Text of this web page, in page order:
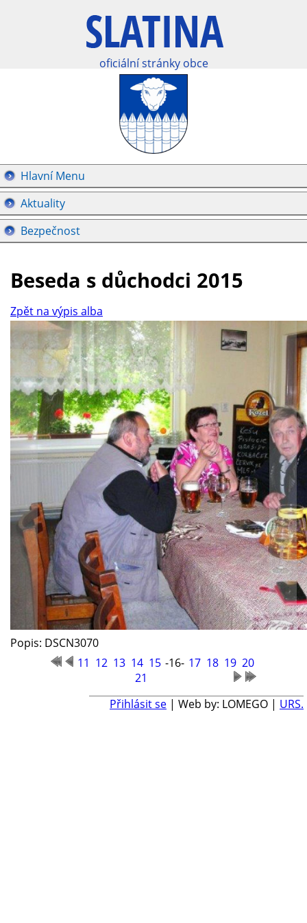
oficiální stránky obce
Hlavní Menu
Aktuality
Bezpečnost
Beseda s důchodci 2015
Zpět na výpis alba
Popis: DSCN3070
11 12 13 14 15 -16- 17 18 19 20
21
Přihlásit se | Web by: LOMEGO | URS.